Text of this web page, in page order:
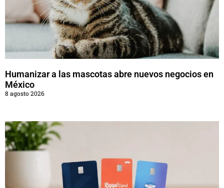
Humanizar a las mascotas abre nuevos negocios en
México
8 agosto 2026